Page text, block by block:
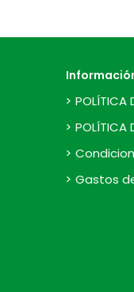
POLÍTICA
POLÍTICA
Gastos